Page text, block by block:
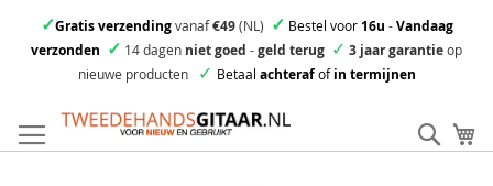
✓Gratis verzendingvanaf€49(NL) ✓ Bestel voor16u -Vandaag
verzonden ✓ 14 dagen niet goed -geld terug ✓ 3 jaar garantieop
nieuwe producten
✓ Betaal achterafofin termijnen
direct
door